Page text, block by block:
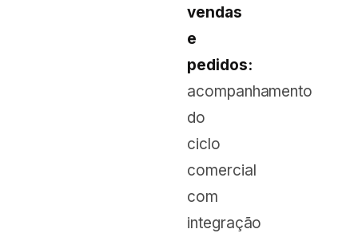
vendas
e
pedidos:
acompanhamento
do
ciclo
comercial
com
integração